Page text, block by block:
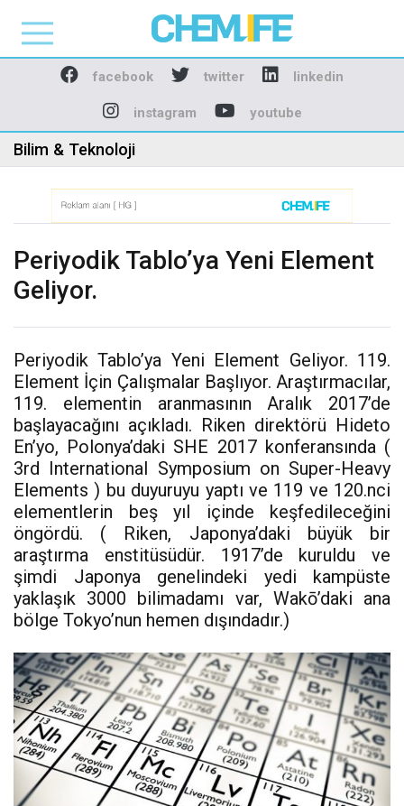
Chemlife - Basılı ve
facebook twitter linkedin
instagram youtube
Bilim & Teknoloji
Periyodik Tablo’ya Yeni Element
Geliyor.
Periyodik Tablo’ya Yeni Element Geliyor. 119.
Element İçin Çalışmalar Başlıyor. Araştırmacılar,
119. elementin aranmasının Aralık 2017’de
başlayacağını açıkladı. Riken direktörü Hideto
En’yo, Polonya’daki SHE 2017 konferansında (
3rd International Symposium on Super-Heavy
Elements ) bu duyuruyu yaptı ve 119 ve 120.nci
elementlerin beş yıl içinde keşfedileceğini
öngördü. ( Riken, Japonya’daki büyük bir
araştırma enstitüsüdür. 1917’de kuruldu ve
şimdi Japonya genelindeki yedi kampüste
yaklaşık 3000 bilimadamı var, Wakō’daki ana
bölge Tokyo’nun hemen dışındadır.)